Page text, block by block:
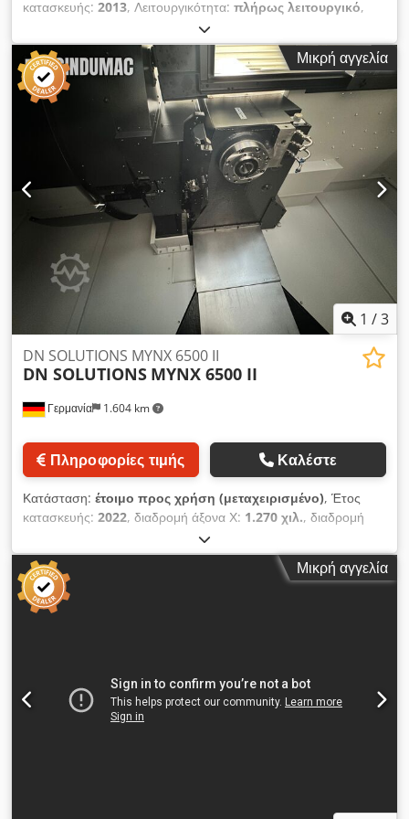
κατασκευής: 2013, Λειτουργικότητα: πλήρως λειτουργικό,
αριθμός μηχανήματος/οχήματος:
1.020 χιλ., διαδρομή άξονα Y:610 χιλ., διαδρομή άξονα Z:610
χιλ., ονομαστική (φαινομενική) ισχύς:30 kVA, ροπή στρέψης:
150 Nm , κατασκευαστής ελεγκτών:fanuc, μοντέλο ελεγκτή:
FANUC 31İ-MODEL B, μέγιστο μήκος κατεργαζόμενου
, μέγιστο πλάτος κατεργαζόμενου τεμαχίου:
, πλάτος τραπεζιού: 600 χιλ., μήκος τραπεζιού:
1.200
, μέγιστη ταχύτητα περιστροφής:15.000 στρ./λ., μέγιστη
ταχύτητα ατράκτου:15.000 στρ./λ., Εξοπλισμός:
μεταφορέας
ρινισμάτων, τεκμηρίωση / εγχειρίδιο
, MATSUURA VX-1000
1200x600mm 15.000 στροφές/λεπτό. Το μηχάνημά μας
αγοράστηκε το 2014 ειδικά για μία εργασία ακριβείας. Δεν
χρησιμοποιήθηκε ποτέ για βαριές εργασίες. Οι ώρες
λειτουργίας είναι χαμηλές. Εάν έχετε απορίες ή χρειάζεστε
περισσότερες πληροφορίες, μπορείτε να μας στείλετε μήνυμα ή
να μας καλέσετε. Djdpfxozgv Izs Aclswa
Μικρή αγγελία
1 /3
Γερμανία 1.604 km
DN SOLUTIONS MYNX 6500 II
DN SOLUTIONS MYNX 6500 II
Πληροφορίες τιμής Καλέστε
Κατάσταση: έτοιμο προς χρήση (μεταχειρισμένο), Έτος
κατασκευής: 2022, διαδρομή άξονα Χ: 1.270 χιλ., διαδρομή
, διαδρομή άξονα Z:
ελεγκτών:FANUC, μοντέλο ελεγκτή:0i-F, συνολικό ύψος:
3.107 χιλ.
, μέγιστη ταχύτητα
ατράκτου:
W, μέγιστο μήκος προϊόντος:
ταχύτητα ταχείας κίνησης 30 m/λεπτό τόσο στον άξονα X όσο
και στον άξονα Y. Το μηχάνημα είναι σχεδιασμένο για βαριά
φρεζάρισμα και διαθέτει ορθογώνιες ράγες οδήγησης για
Μικρή αγγελία